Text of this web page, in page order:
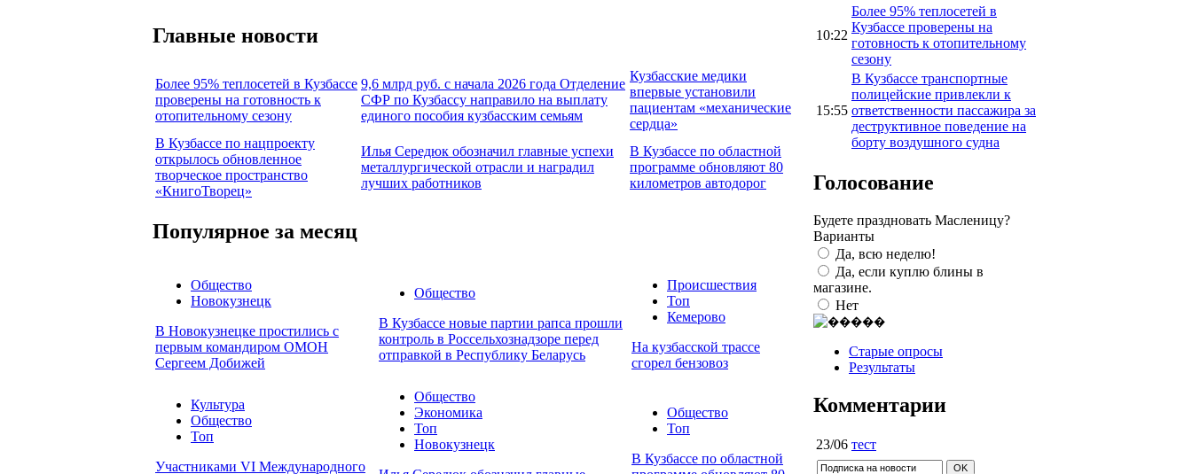
Главные новости
Более 95% теплосетей в Кузбассе
проверены на готовность к
отопительному сезону
9,6 млрд руб. с начала 2026 года Отделение
СФР по Кузбассу направило на выплату
единого пособия кузбасским семьям
Кузбасские медики
впервые установили
пациентам «механические
сердца»
В Кузбассе по нацпроекту
открылось обновленное
творческое пространство
«КнигоТворец»
Илья Середюк обозначил главные успехи
металлургической отрасли и наградил
лучших работников
В Кузбассе по областной
программе обновляют 80
километров автодорог
Популярное за месяц
Общество
Новокузнецк
В Новокузнецке простились с
первым командиром ОМОН
Сергеем Добижей
Общество
В Кузбассе новые партии рапса прошли
контроль в Россельхознадзоре перед
отправкой в Республику Беларусь
Происшествия
Топ
Кемерово
На кузбасской трассе
сгорел бензовоз
Культура
Общество
Топ
Участниками VI Международного
Общество
Экономика
Топ
Новокузнецк
Общество
Топ
В Кузбассе по областной
10:22
Более 95% теплосетей в
Кузбассе проверены на
готовность к отопительному
сезону
15:55
В Кузбассе транспортные
полицейские привлекли к
ответственности пассажира за
деструктивное поведение на
борту воздушного судна
Голосование
Будете праздновать Масленицу?
Варианты
Да, всю неделю!
Да, если куплю блины в
магазине.
Нет
Старые опросы
Результаты
Комментарии
23/06 тест